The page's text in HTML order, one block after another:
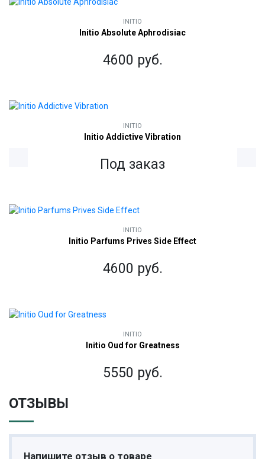
INITIO
Initio Absolute Aphrodisiac
4600 руб.
INITIO
Initio Addictive Vibration
Под заказ
INITIO
Initio Parfums Prives Side Effect
4600 руб.
INITIO
Initio Oud for Greatness
5550 руб.
ОТЗЫВЫ
Напишите отзыв о товаре